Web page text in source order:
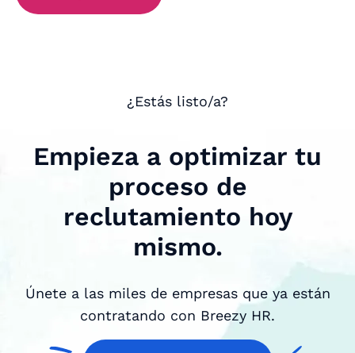
¿Estás listo/a?
Empieza a optimizar tu
proceso de
reclutamiento hoy
mismo.
Únete a las miles de empresas que ya están
contratando con Breezy HR.